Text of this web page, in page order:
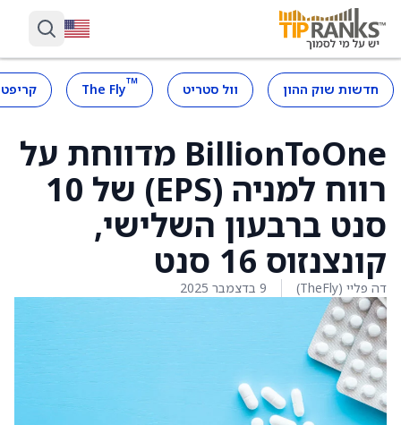
חדשות שוק ההון וול סטריט ™
The Fly
BillionToOne מדווחת על
רווח למניה (EPS) של 10
סנט ברבעון השלישי,
קונצנזוס 16 סנט
דה פליי (TheFly) 9 בדצמבר 2025